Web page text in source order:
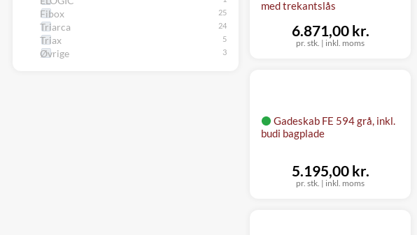
Fibox
Triarca
Triax
Øvrige
med trekantslås
pr. stk. | inkl. moms
6.871,00 kr.
Gadeskab FE 594 grå, inkl.
budi bagplade
pr. stk. | inkl. moms
5.195,00 kr.